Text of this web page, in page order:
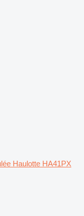
Haulotte HA41PX